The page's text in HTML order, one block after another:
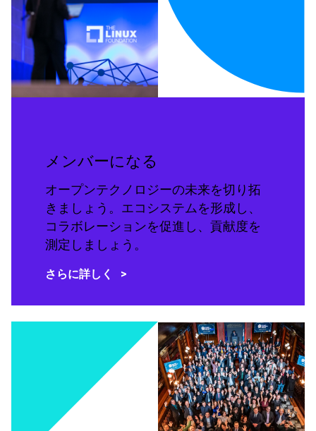
メンバーになる
オープンテクノロジーの未来を切り拓
きましょう。エコシステムを形成し、
コラボレーションを促進し、貢献度を
測定しましょう。
さらに詳しく